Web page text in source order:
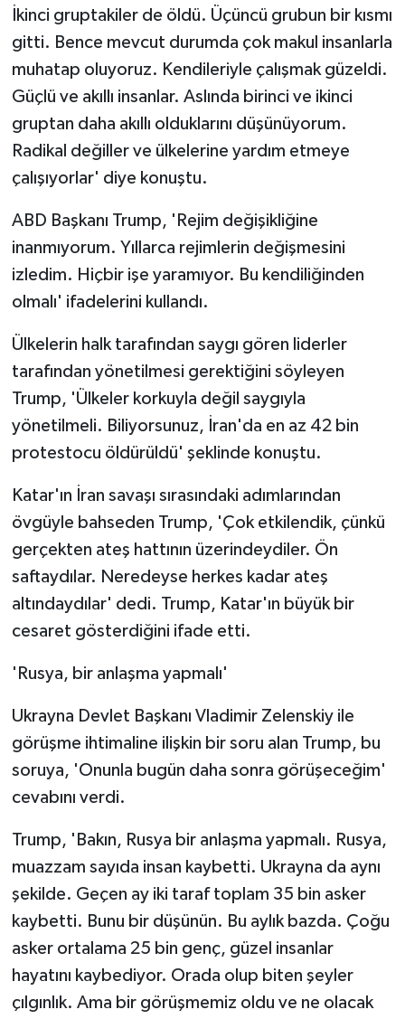
İkinci gruptakiler de öldü. Üçüncü grubun bir kısmı
gitti. Bence mevcut durumda çok makul insanlarla
muhatap oluyoruz. Kendileriyle çalışmak güzeldi.
Güçlü ve akıllı insanlar. Aslında birinci ve ikinci
gruptan daha akıllı olduklarını düşünüyorum.
Radikal değiller ve ülkelerine yardım etmeye
çalışıyorlar' diye konuştu.
ABD Başkanı Trump, 'Rejim değişikliğine
inanmıyorum. Yıllarca rejimlerin değişmesini
izledim. Hiçbir işe yaramıyor. Bu kendiliğinden
olmalı' ifadelerini kullandı.
Ülkelerin halk tarafından saygı gören liderler
tarafından yönetilmesi gerektiğini söyleyen
Trump, 'Ülkeler korkuyla değil saygıyla
yönetilmeli. Biliyorsunuz, İran'da en az 42 bin
protestocu öldürüldü' şeklinde konuştu.
Katar'ın İran savaşı sırasındaki adımlarından
övgüyle bahseden Trump, 'Çok etkilendik, çünkü
gerçekten ateş hattının üzerindeydiler. Ön
saftaydılar. Neredeyse herkes kadar ateş
altındaydılar' dedi. Trump, Katar'ın büyük bir
cesaret gösterdiğini ifade etti.
'Rusya, bir anlaşma yapmalı'
Ukrayna Devlet Başkanı Vladimir Zelenskiy ile
görüşme ihtimaline ilişkin bir soru alan Trump, bu
soruya, 'Onunla bugün daha sonra görüşeceğim'
cevabını verdi.
Trump, 'Bakın, Rusya bir anlaşma yapmalı. Rusya,
muazzam sayıda insan kaybetti. Ukrayna da aynı
şekilde. Geçen ay iki taraf toplam 35 bin asker
kaybetti. Bunu bir düşünün. Bu aylık bazda. Çoğu
asker ortalama 25 bin genç, güzel insanlar
hayatını kaybediyor. Orada olup biten şeyler
çılgınlık. Ama bir görüşmemiz oldu ve ne olacak